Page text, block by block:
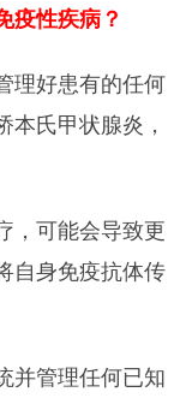
性疾病？
理好患有的任何
本氏甲状腺炎，
，可能会导致更
自身免疫抗体传
并管理任何已知